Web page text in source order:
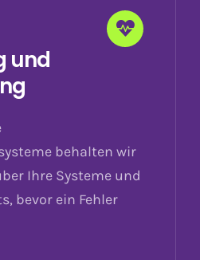
und
behalten wir
Ihre Systeme und
bevor ein Fehler